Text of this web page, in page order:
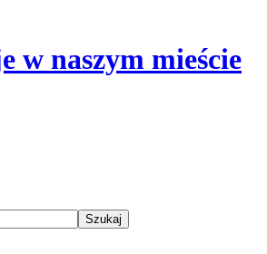
w naszym mieście